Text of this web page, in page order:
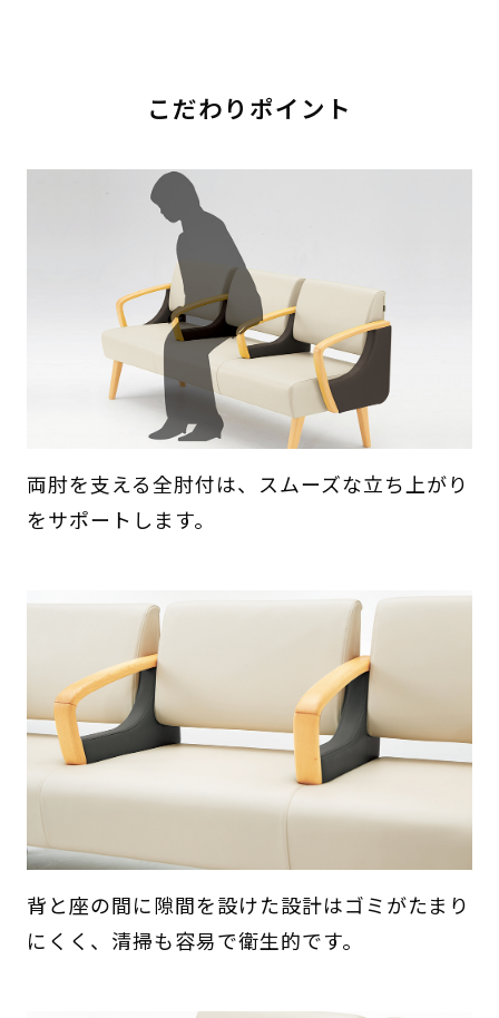
こだわりポイント
両肘を支える全肘付は、スムーズな立ち上がり
をサポートします。
背と座の間に隙間を設けた設計はゴミがたまり
にくく、清掃も容易で衛生的です。